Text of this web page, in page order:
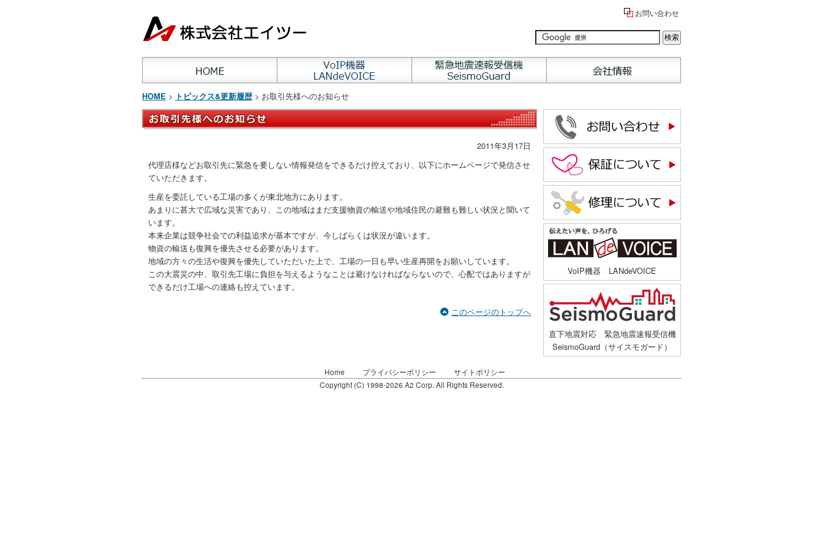
お問い合わせ
HOME > トピックス&更新履歴 > お取引先様へのお知らせ
VoIP機器 LANdeVOICE
直下地震対応 緊急地震速報受信機
SeismoGuard（サイスモガード）
2011年3月17日
代理店様などお取引先に緊急を要しない情報発信をできるだけ控えており、以下にホームページで発信させ
ていただきます。
生産を委託している工場の多くが東北地方にあります。
あまりに甚大で広域な災害であり、この地域はまだ支援物資の輸送や地域住民の避難も難しい状況と聞いて
います。
本来企業は競争社会での利益追求が基本ですが、今しばらくは状況が違います。
物資の輸送も復興を優先させる必要があります。
地域の方々の生活や復興を優先していただいた上で、工場の一日も早い生産再開をお願いしています。
この大震災の中、取引先工場に負担を与えるようなことは避けなければならないので、心配ではありますが
できるだけ工場への連絡も控えています。
このページのトップへ
Home プライバシーポリシー
サイトポリシー
Copyright (C) 1998-2026 A2 Corp. All Rights Reserved.